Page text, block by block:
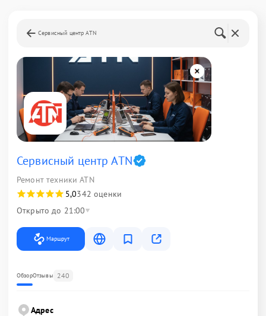
Сервисный центр ATN
Сервисный центр ATN
Ремонт техники ATN
5,0342 оценки
Открыто до 21:00
Маршрут
ОбзорОтзывы 240
Адрес